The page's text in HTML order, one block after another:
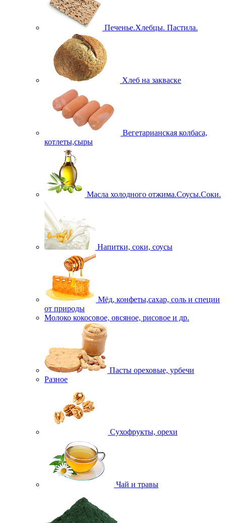
Печенье.Хлебцы. Пастила.
Хлеб на закваске
Вегетарианская колбаса,
котлеты,сыры
Масла холодного отжима.Соусы.Соки.
Напитки, соки, соусы
Мёд, конфеты,сахар, соль и специи
от природы
Молоко кокосовое, овсяное, рисовое и др.
Пасты ореховые, урбечи
Разное
Сухофрукты, орехи
Чай и травы